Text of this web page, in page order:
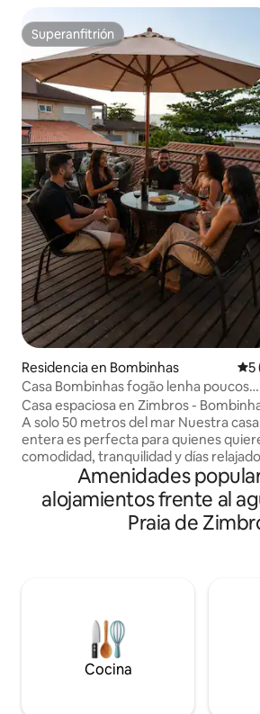
Superanfitrión
Superanfitrión
Residencia en Bombinhas
5
Casa Bombinhas fogão lenha poucos
passo da areia
Casa espaciosa en Zimbros -
A solo 50 metros del mar Nuestra casa
entera es perfecta para quienes
comodidad, tranquilidad y días
cerca de la playa. Cuatro recámaras,
todas con camas matrimoniales. (Una
las habitaciones con 2 camas
matrimoniales) Un sofá cama en la sala
de leña Tres baños Ducha en el baño
Jardín, red Balcones Wi-Fi
Amenidades
alojamientos frente al
Praia de
Cocina